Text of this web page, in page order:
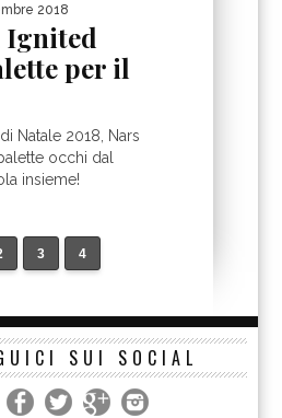
2018
Ignited
per il
Natale 2018, Nars
occhi dal
insieme!
3 4
SUI SOCIAL